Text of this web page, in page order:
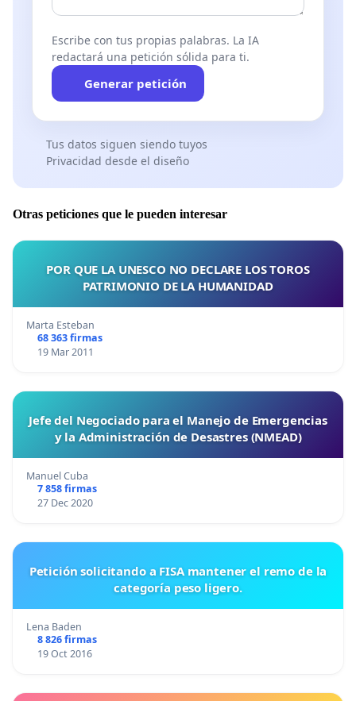
Escribe con tus propias palabras. La IA
redactará una petición sólida para ti.
Generar petición
Tus datos siguen siendo tuyos
Privacidad desde el diseño
Otras peticiones que le pueden interesar
POR QUE LA UNESCO NO DECLARE LOS TOROS
PATRIMONIO DE LA HUMANIDAD
Marta Esteban
68 363 firmas
19 Mar 2011
Jefe del Negociado para el Manejo de Emergencias
y la Administración de Desastres (NMEAD)
Manuel Cuba
7 858 firmas
27 Dec 2020
Petición solicitando a FISA mantener el remo de la
categoría peso ligero.
Lena Baden
8 826 firmas
19 Oct 2016